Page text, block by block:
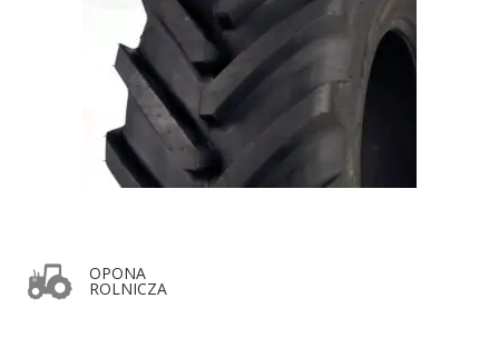
OPONA
ROLNICZA